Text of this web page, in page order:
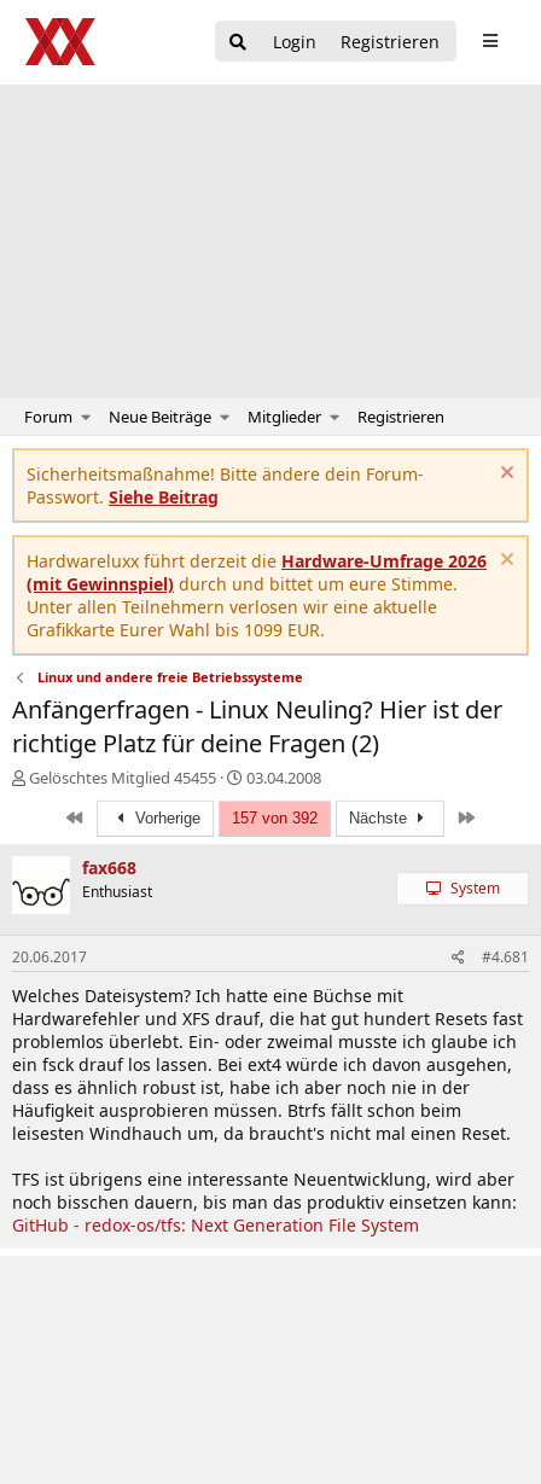
Login Registrieren
Forum Neue Beiträge Mitglieder Registrieren
Sicherheitsmaßnahme! Bitte ändere dein Forum-
Passwort. Siehe Beitrag
Hardwareluxx führt derzeit die Hardware-Umfrage 2026
(mit Gewinnspiel) durch und bittet um eure Stimme.
Unter allen Teilnehmern verlosen wir eine aktuelle
Grafikkarte Eurer Wahl bis 1099 EUR.
Linux und andere freie Betriebssysteme
Anfängerfragen - Linux Neuling? Hier ist der
richtige Platz für deine Fragen (2)
E
l
l
r
Gelöschtes Mitglied 45455
E
r
s
t
m
03.04.2008
Erste Vorherige 157 von 392 Nächste
fax668
Enthusiast System
20.06.2017 #4.681
Welches Dateisystem? Ich hatte eine Büchse mit
Hardwarefehler und XFS drauf, die hat gut hundert Resets fast
problemlos überlebt. Ein- oder zweimal musste ich glaube ich
ein fsck drauf los lassen. Bei ext4 würde ich davon ausgehen,
dass es ähnlich robust ist, habe ich aber noch nie in der
Häufigkeit ausprobieren müssen. Btrfs fällt schon beim
leisesten Windhauch um, da braucht's nicht mal einen Reset.
TFS ist übrigens eine interessante Neuentwicklung, wird aber
noch bisschen dauern, bis man das produktiv einsetzen kann:
GitHub - redox-os/tfs: Next Generation File System